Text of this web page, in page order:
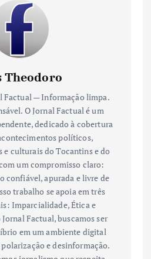
Theodoro
Factual — Informação limpa.
O Jornal Factual é um
dedicado à cobertura
políticos,
e culturais do Tocantins e do
um compromisso claro:
confiável, apurada e livre de
trabalho se apoia em três
Imparcialidade, Ética e
Factual, buscamos ser
em um ambiente digital
e desinformação.